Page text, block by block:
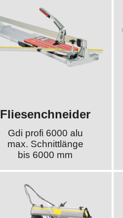
Fliesenchneider
Gdi profi 6000 alu
max. Schnittlänge
bis 6000 mm